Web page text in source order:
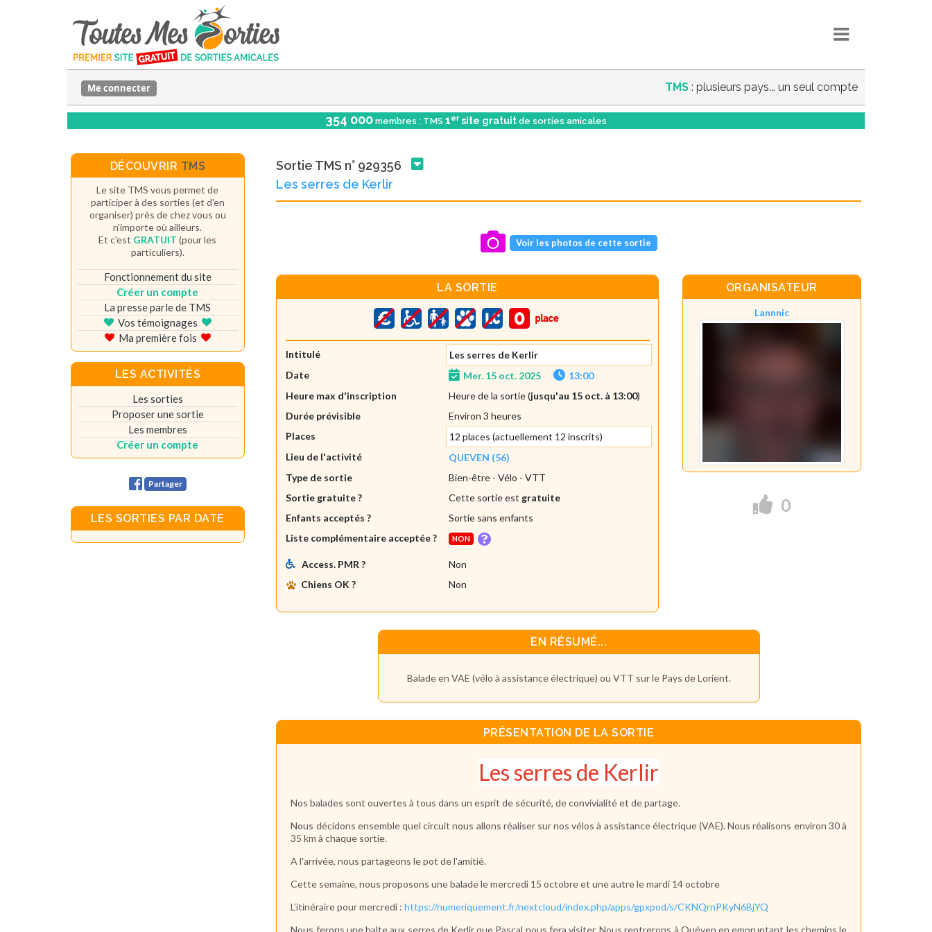
TMS : plusieurs pays... un seul compte
Me connecter
354 000 membres : TMS 1er site gratuit de sorties amicales
Sortie TMS n° 929356
Les serres de Kerlir
Voir les photos de cette sortie
LA SORTIE
Intitulé
Les serres de Kerlir
Date
Mer. 15 oct. 2025
13:00
Heure max d'inscription
Heure de la sortie (jusqu'au 15 oct. à 13:00)
Durée prévisible
Environ 3 heures
Places
12 places (actuellement 12 inscrits)
Lieu de l'activité
QUEVEN (56)
Type de sortie
Bien-être - Vélo - VTT
Sortie gratuite ?
Cette sortie est gratuite
Enfants acceptés ?
Sortie sans enfants
Liste complémentaire acceptée ?
NON
Access. PMR ?
Non
Chiens OK ?
Non
ORGANISATEUR
Lannnic
0
EN RÉSUMÉ...
Balade en VAE (vélo à assistance électrique) ou VTT sur le Pays de Lorient.
PRÉSENTATION DE LA SORTIE
Les serres de Kerlir
Nos balades sont ouvertes à tous dans un esprit de sécurité, de convivialité et de partage.
Nous décidons ensemble quel circuit nous allons réaliser sur nos vélos à assistance électrique (VAE). Nous réalisons environ 30 à
35 km à chaque sortie.
A l'arrivée, nous partageons le pot de l'amitié.
Cette semaine, nous proposons une balade le mercredi 15 octobre et une autre le mardi 14 octobre
L’itinéraire pour mercredi :https://numeriquement.fr/nextcloud/index.php/apps/gpxpod/s/CKNQrnPKyN6BjYQ
DÉCOUVRIR TMS
Le site TMS vous permet de
participer à des sorties (et d'en
organiser) près de chez vous ou
n'importe où ailleurs.
Et c'est GRATUIT (pour les
particuliers).
Fonctionnement du site
Créer un compte
La presse parle de TMS
Vos témoignages
Ma première fois
LES ACTIVITÉS
Les sorties
Proposer une sortie
Les membres
Créer un compte
Partager
LES SORTIES PAR DATE